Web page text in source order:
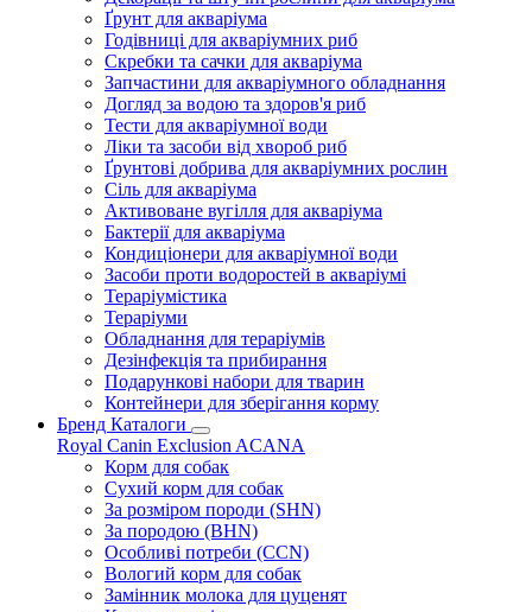
Ґрунт для акваріума
Годівниці для акваріумних риб
Скребки та сачки для акваріума
Запчастини для акваріумного обладнання
Догляд за водою та здоров'я риб
Тести для акваріумної води
Ліки та засоби від хвороб риб
Ґрунтові добрива для акваріумних рослин
Сіль для акваріума
Активоване вугілля для акваріума
Бактерії для акваріума
Кондиціонери для акваріумної води
Засоби проти водоростей в акваріумі
Тераріумістика
Тераріуми
Обладнання для тераріумів
Дезінфекція та прибирання
Подарункові набори для тварин
Контейнери для зберігання корму
Бренд Каталоги
Royal Canin Exclusion ACANA
Корм для собак
Сухий корм для собак
За розміром породи (SHN)
За породою (BHN)
Особливі потреби (CCN)
Вологий корм для собак
Замінник молока для цуценят